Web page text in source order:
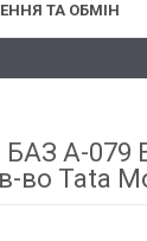
ТА ОБМІН
А-079
во Tata